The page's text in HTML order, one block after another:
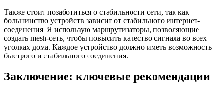
Также стоит позаботиться о стабильности сети, так как
большинство устройств зависит от стабильного интернет-
соединения. Я использую маршрутизаторы, позволяющие
создать mesh-сеть, чтобы повысить качество сигнала во всех
уголках дома. Каждое устройство должно иметь возможность
быстрого и стабильного соединения.
Заключение: ключевые рекомендации